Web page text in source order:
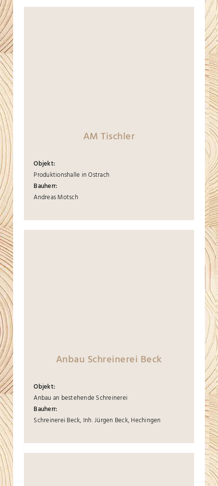
AM Tischler
Objekt:
Produktionshalle in Ostrach
Bauherr:
Andreas Motsch
Anbau Schreinerei Beck
Objekt:
Anbau an bestehende Schreinerei
Bauherr:
Schreinerei Beck, Inh. Jürgen Beck, Hechingen